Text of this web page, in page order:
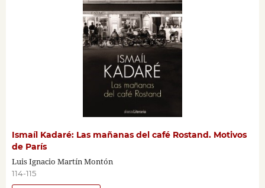
Ismaíl Kadaré: Las mañanas del café Rostand. Motivos
de París
Luis Ignacio Martín Montón
114-115